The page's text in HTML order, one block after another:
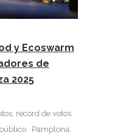
y Ecoswarm
de
2025
record de votos